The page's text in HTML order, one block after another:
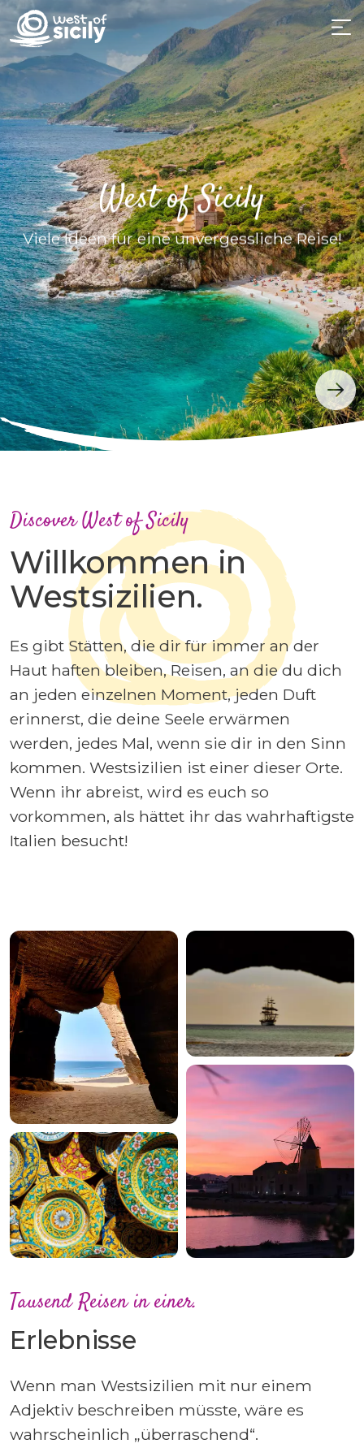
West of Sicily
Viele Ideen für eine unvergessliche Reise!
Discover West of Sicily
Willkommen in
Westsizilien.
Es gibt Stätten, die dir für immer an der
Haut haften bleiben, Reisen, an die du dich
an jeden einzelnen Moment, jeden Duft
erinnerst, die deine Seele erwärmen
werden, jedes Mal, wenn sie dir in den Sinn
kommen. Westsizilien ist einer dieser Orte.
Wenn ihr abreist, wird es euch so
vorkommen, als hättet ihr das wahrhaftigste
Italien besucht!
Tausend Reisen in einer.
Erlebnisse
Wenn man Westsizilien mit nur einem
Adjektiv beschreiben müsste, wäre es
wahrscheinlich „überraschend“.